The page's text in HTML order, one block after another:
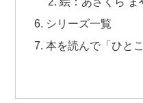
シリーズ一覧
本を読んで「ひとこ